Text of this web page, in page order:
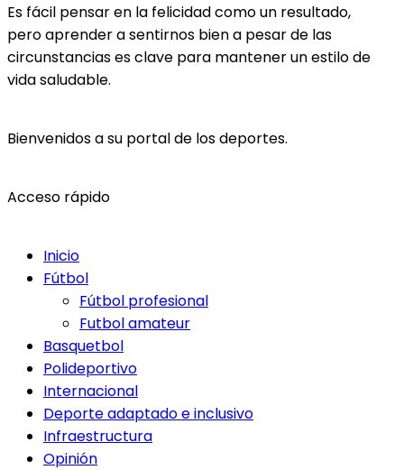
Es fácil pensar en la felicidad como un resultado,
pero aprender a sentirnos bien a pesar de las
circunstancias es clave para mantener un estilo de
vida saludable.
Bienvenidos a su portal de los deportes.
Acceso rápido
Inicio
Fútbol
Fútbol profesional
Futbol amateur
Basquetbol
Polideportivo
Internacional
Deporte adaptado e inclusivo
Infraestructura
Opinión